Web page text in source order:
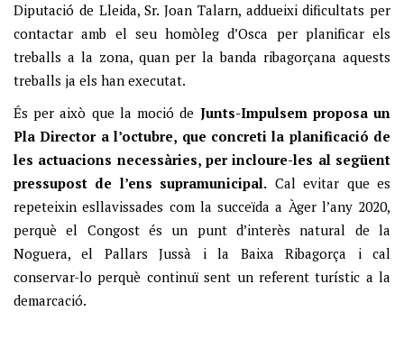
Diputació de Lleida, Sr. Joan Talarn, addueixi dificultats per
contactar amb el seu homòleg d’Osca per planificar els
treballs a la zona, quan per la banda ribagorçana aquests
treballs ja els han executat.
És per això que la moció de Junts-Impulsem proposa un
Pla Director a l’octubre, que concreti la planificació de
les actuacions necessàries, per incloure-les al següent
pressupost de l’ens supramunicipal. Cal evitar que es
repeteixin esllavissades com la succeïda a Àger l’any 2020,
perquè el Congost és un punt d’interès natural de la
Noguera, el Pallars Jussà i la Baixa Ribagorça i cal
conservar-lo perquè continuï sent un referent turístic a la
demarcació.